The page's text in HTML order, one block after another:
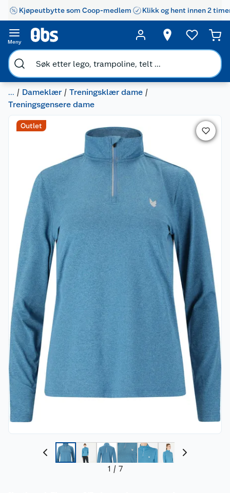
Kjøpeutbytte som Coop-medlem Klikk og hent innen 2
Meny
... Dameklær
Treningsklær dame
Treningsgensere dame
1 / 7
Outlet